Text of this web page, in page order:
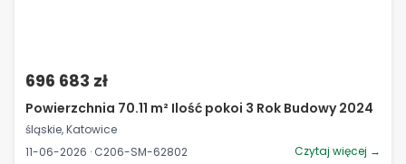
696 683 zł
Powierzchnia 70.11 m² Ilość pokoi 3 Rok Budowy 2024
śląskie, Katowice
11-06-2026 · C206-SM-62802
Czytaj więcej →